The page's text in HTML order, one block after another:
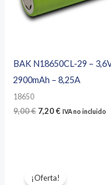
BAK N18650CL-29 –
2900mAh – 8,25A
18650
9,00€ El
7,20€ElIVA no incluido
¡Oferta!